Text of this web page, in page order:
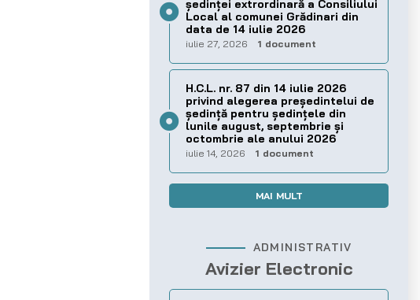
şedinţei extrordinară a Consiliului
Local al comunei Grădinari din
data de 14 iulie 2026
iulie 27, 2026 1 document
H.C.L. nr. 87 din 14 iulie 2026
privind alegerea preşedintelui de
şedinţă pentru ședințele din
lunile august, septembrie și
octombrie ale anului 2026
iulie 14, 2026 1 document
MAI MULT
ADMINISTRATIV
Avizier Electronic